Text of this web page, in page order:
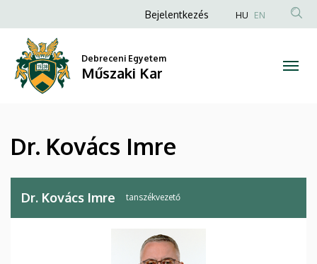
Kovács
Imre
Kar
a
tartalomra
Anonim
fiók
menüje
Bejelentkezés HU EN
Debreceni Egyetem
Műszaki Kar
Dr. Kovács Imre
Dr. Kovács Imre tanszékvezető